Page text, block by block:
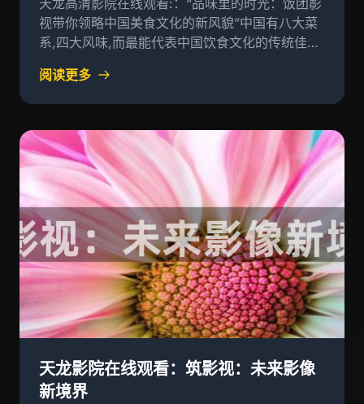
天龙高清影院在线观看:：“品味里的时光：饭团影
视带你领略中国美食文化的新风貌”中国有八大菜
系,四大风味,而最能代表中国饮食文化的传统佳肴
菜肴中独树一帜，深受人们喜爱
阅读更多
天龙影院在线观看：筑影视：未来影像
新境界